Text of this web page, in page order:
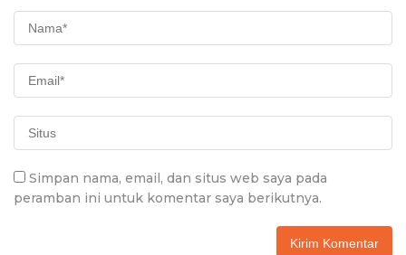
Simpan nama, email, dan situs web saya pada
peramban ini untuk komentar saya berikutnya.